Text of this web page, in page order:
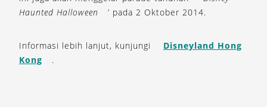
Haunted Halloween
’ pada 2 Oktober 2014.
Informasi lebih lanjut, kunjungi
Disneyland Hong
Kong
.